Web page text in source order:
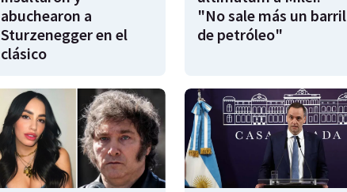
abuchearon a
Sturzenegger en el
clásico
"No sale más un barril
de petróleo"